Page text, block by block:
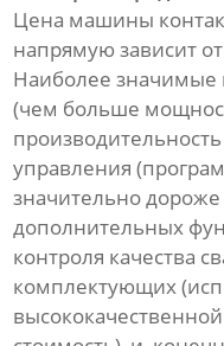
Цена машины
напрямую зависит
Наиболее значимые
(чем больше
управления
значительно
дополнительных
контроля качества
комплектующих